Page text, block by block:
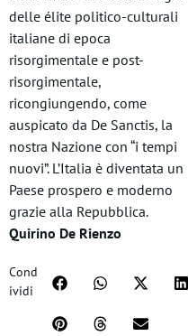
delle élite politico-culturali
italiane di epoca
risorgimentale e post-
risorgimentale,
ricongiungendo, come
auspicato da De Sanctis, la
nostra Nazione con “i tempi
nuovi”. L’Italia è diventata un
Paese prospero e moderno
grazie alla Repubblica.
Quirino De Rienzo
Cond
ividi